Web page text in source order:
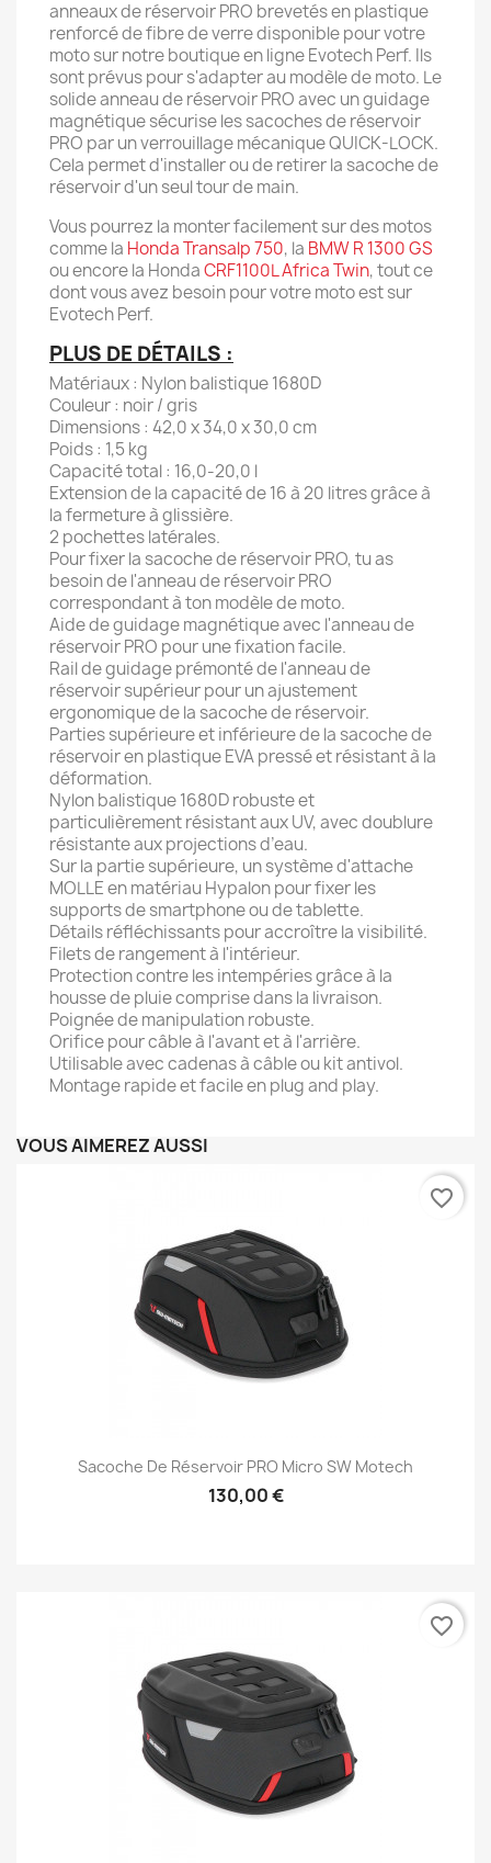
anneaux de réservoir PRO brevetés en plastique
renforcé de fibre de verre disponible pour votre
moto sur notre boutique en ligne Evotech Perf. Ils
sont prévus pour s'adapter au modèle de moto. Le
solide anneau de réservoir PRO avec un guidage
magnétique sécurise les sacoches de réservoir
PRO par un verrouillage mécanique QUICK-LOCK.
Cela permet d'installer ou de retirer la sacoche de
réservoir d'un seul tour de main.
Vous pourrez la monter facilement sur des motos
comme la Honda Transalp 750, la BMW R 1300 GS
ou encore la HondaCRF1100L Africa Twin, tout ce
dont vous avez besoin pour votre moto est sur
Evotech Perf.
PLUS DE DÉTAILS :
Matériaux : Nylon balistique 1680D
Couleur : noir / gris
Dimensions : 42,0 x 34,0 x 30,0 cm
Poids : 1,5 kg
Capacité total : 16,0-20,0 l
Extension de la capacité de 16 à 20 litres grâce à
la fermeture à glissière.
2 pochettes latérales.
Pour fixer la sacoche de réservoir PRO, tu as
besoin de l'anneau de réservoir PRO
correspondant à ton modèle de moto.
Aide de guidage magnétique avec l'anneau de
réservoir PRO pour une fixation facile.
Rail de guidage prémonté de l'anneau de
réservoir supérieur pour un ajustement
ergonomique de la sacoche de réservoir.
Parties supérieure et inférieure de la sacoche de
réservoir en plastique EVA pressé et résistant à la
déformation.
Nylon balistique 1680D robuste et
particulièrement résistant aux UV, avec doublure
résistante aux projections d’eau.
Sur la partie supérieure, un système d'attache
MOLLE en matériau Hypalon pour fixer les
supports de smartphone ou de tablette.
Détails réfléchissants pour accroître la visibilité.
Filets de rangement à l'intérieur.
Protection contre les intempéries grâce à la
housse de pluie comprise dans la livraison.
Poignée de manipulation robuste.
Orifice pour câble à l'avant et à l'arrière.
Utilisable avec cadenas à câble ou kit antivol.
Montage rapide et facile en plug and play.
VOUS AIMEREZ AUSSI
Sacoche De Réservoir PRO Micro SW Motech
130,00 €
favorite_border
favorite_border